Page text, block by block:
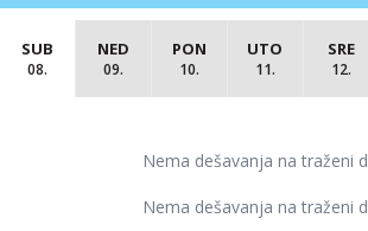
SUB
08.
NED
09.
PON
10.
UTO
11.
SRE
12.
Nema dešavanja na traženi
Nema dešavanja na traženi